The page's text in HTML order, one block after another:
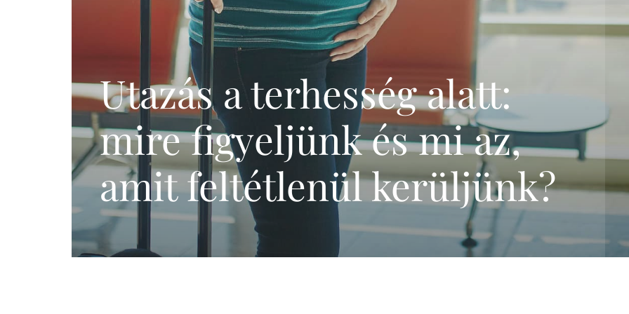
Meddőségi genetikai
és laborvizsgálatok
Pszichológia,
edukáció (termékenység,
meddőség)
IVF külföldön
genetikai szűrőtesztek
összefoglalása
Trisomy-tesztek
GeneSafe-teszt
Magzati kromoszóma-
vizsgálatok
(CVS,amniocentézis)
Terhesgondozási
csomagok
3D,4D Babamozi
Utazás a terhesség alatt:
mire figyeljünk és mi az,
amit feltétlenül kerüljünk?